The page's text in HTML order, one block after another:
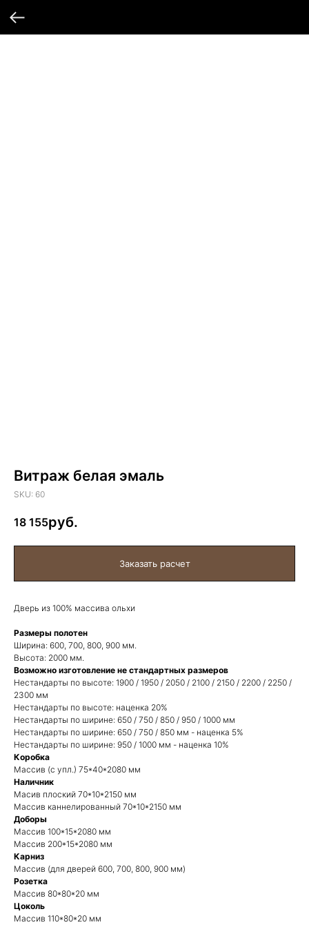
Витраж белая эмаль
SKU: 60
18 155
Дверь из 100% массива ольхи
Размеры полотен
Ширина: 600, 700, 800, 900 мм.
Высота: 2000 мм.
Возможно изготовление не стандартных размеров
Нестандарты по высоте: 1900 / 1950 / 2050 / 2100 / 2150 / 2200 / 2250 /
2300 мм
Нестандарты по высоте: наценка 20%
Нестандарты по ширине: 650 / 750 / 850 / 950 / 1000 мм
Нестандарты по ширине: 650 / 750 / 850 мм - наценка 5%
Нестандарты по ширине: 950 / 1000 мм - наценка 10%
Коробка
Массив (с упл.) 75*40*2080 мм
Наличник
Масив плоский 70*10*2150 мм
Массив каннелированный 70*10*2150 мм
Доборы
Массив 100*15*2080 мм
Массив 200*15*2080 мм
Карниз
Массив (для дверей 600, 700, 800, 900 мм)
Розетка
Массив 80*80*20 мм
Цоколь
Массив 110*80*20 мм